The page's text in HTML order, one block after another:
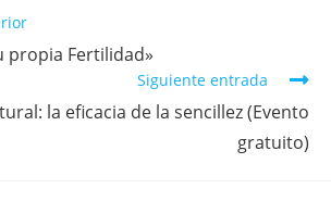
propia Fertilidad»
Siguiente entrada
la eficacia de la sencillez (Evento
gratuito)